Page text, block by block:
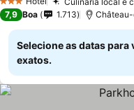
3 Estrelas
7,9 Boa 1.713 Château-
Selecione as datas para
exatos.